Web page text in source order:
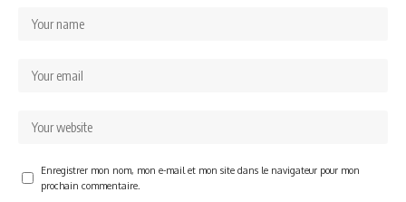
Enregistrer mon nom, mon e-mail et mon site dans le navigateur pour mon
prochain commentaire.